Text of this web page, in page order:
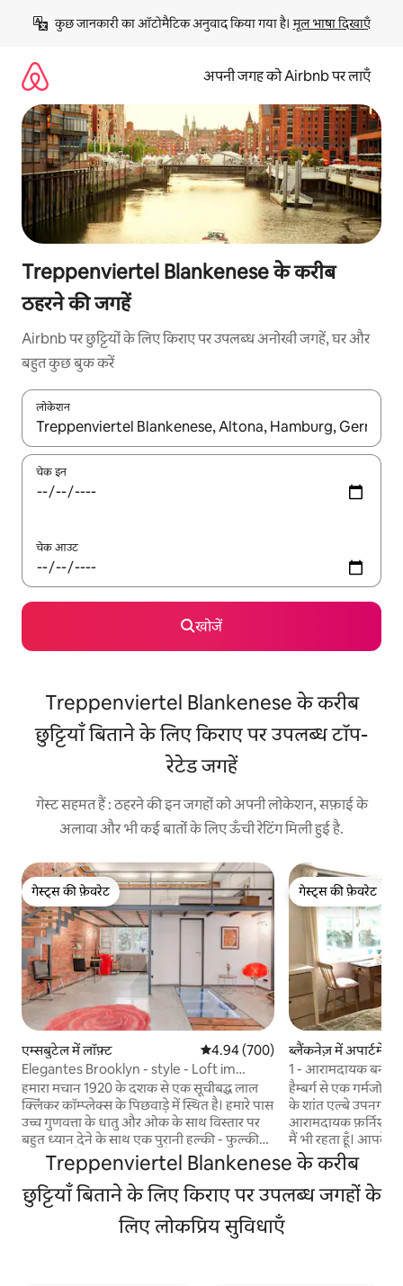
छोड़कर
कॉन्टेंट
कुछ जानकारी का ऑटोमैटिक अनुवाद किया गया है। मूल भाषा दिखाएँ
अपनी जगह को Airbnb पर लाएँ
Treppenviertel Blankenese के करीब
ठहरने की जगहें
Airbnb पर छुट्टियों के लिए किराए पर उपलब्ध अनोखी जगहें, घर और
बहुत कुछ बुक करें
लोकेशन
नतीजों के उपलब्ध होने पर, अप और डाउन 'ऐरो की' का इस्तेमाल करके नेविगेट
चेक इन
चेक आउट
खोजें
Treppenviertel Blankenese के करीब
छुट्टियाँ बिताने के लिए किराए पर उपलब्ध टॉप-
रेटेड जगहें
गेस्ट सहमत हैं : ठहरने की इन जगहों को अपनी लोकेशन, सफ़ाई के
अलावा और भी कई बातों के लिए ऊँची रेटिंग मिली हुई है.
गेस्ट्स की फ़ेवरेट
गेस्ट्स की फ़ेवरेट
एम्सबुटेल में लॉफ़्ट औसत रेटिंग 5 में से 4.94, 700 समीक्षाएँ
4.94 (700)
Elegantes Brooklyn - style - Loft im
Herzen Hamburgs
हमारा मचान 1920 के दशक से एक सूचीबद्ध लाल
क्लिंकर कॉम्प्लेक्स के पिछवाड़े में स्थित है। हमारे पास
उच्च गुणवत्ता के धातु और ओक के साथ विस्तार पर
बहुत ध्यान देने के साथ एक पुरानी हल्की - फुल्की
कार्यशाला है। हम प्रदान करते हैं: - 5 मीटर ऊंची छत
- एक पूरी तरह से सुसज्जित खुली रसोई - रेन शॉवर के
साथ एक आधुनिक बाथरूम - एक विशाल रहने की
जगह। गैलरी पर आरामदायक डबल बेड है। कृपया
घटनाओं, फिल्मांकन या ऐसा कुछ भी न पूछें।
मेहमानों के पास पूरे अटारी घर का ऐक्सेस है। हम
गेस्ट्स की फ़ेवरेट
गेस्ट्स की फ़ेवरेट
ब्लैंकनेज़ में अपार्टमेंट
1 - आरामदायक बनी
Blankenese/
हैम्बर्ग से एक
के शांत एल्बे उपनगर
आरामदायक फ़र्निश्ड
मैं भी रहता हूँ। आपके
और अपना बाथरूम है,
आराम कर सकते हैं। यह
बिल्कुल सही है, जो
करते हैं। कमरे को बड़े
Treppenviertel Blankenese के करीब
छुट्टियाँ बिताने के लिए किराए पर उपलब्ध जगहों के
लिए लोकप्रिय सुविधाएँ